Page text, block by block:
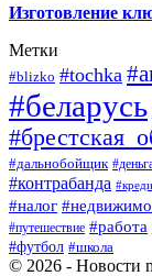
Изготовление
Метки
#blizko #tochka
#беларусь
#дальнобойщик
#контрабанда
#налог
#путешествие #работа
#футбол #школа
© 2026 - Новости